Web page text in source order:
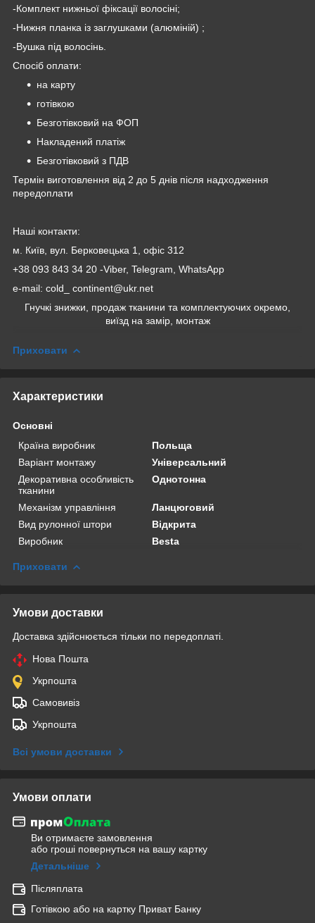
-Комплект нижньої фіксації волосіні;
-Нижня планка із заглушками (алюміній) ;
-Вушка під волосінь.
Спосіб оплати:
на карту
готівкою
Безготівковий на ФОП
Накладений платіж
Безготівковий з ПДВ
Термін виготовлення від 2 до 5 днів після надходження
передоплати
Наші контакти:
м. Київ, вул. Берковецька 1, офіс 312
+38 093 843 34 20 -Viber, Telegram, WhatsApp
e-mail: cold_ continent@ukr.net
Гнучкі знижки, продаж тканини та комплектуючих окремо,
виїзд на замір, монтаж
Приховати
Характеристики
Основні
Країна виробник
Польща
Варіант монтажу
Універсальний
Декоративна особливість
тканини
Однотонна
Механізм управління
Ланцюговий
Вид рулонної штори
Відкрита
Виробник
Besta
Приховати
Умови доставки
Доставка здійснюється тільки по передоплаті.
Нова Пошта
Укрпошта
Самовивіз
Укрпошта
Всі умови доставки
Умови оплати
Ви отримаєте замовлення
або гроші повернуться на вашу картку
Детальніше
Післяплата
Готівкою або на картку Приват Банку